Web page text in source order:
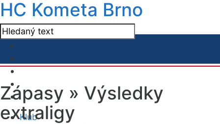
HC Kometa Brno
Klub
Zápasy » Výsledky
extraligy